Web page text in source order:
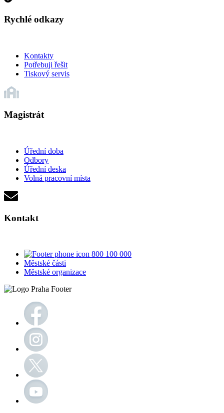
Rychlé odkazy
Kontakty
Potřebuji řešit
Tiskový servis
Magistrát
Úřední doba
Odbory
Úřední deska
Volná pracovní místa
Kontakt
800 100 000
Městské části
Městské organizace